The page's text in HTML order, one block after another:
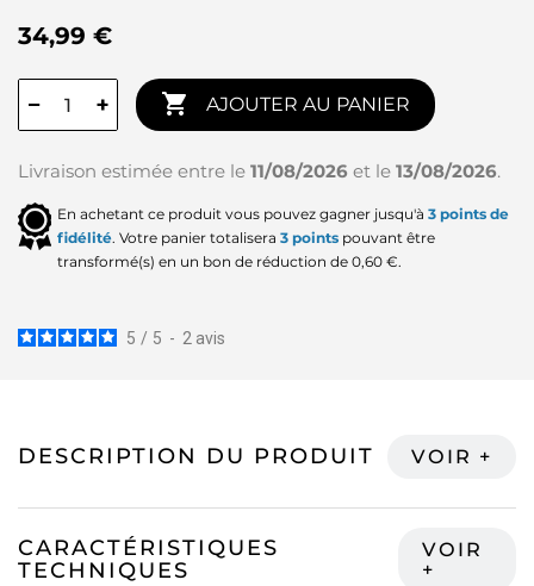
34,99 €
− +  AJOUTER AU PANIER
Livraison estimée entre le 11/08/2026 et le 13/08/2026.
En achetant ce produit vous pouvez gagner jusqu'à 3 points de
fidélité. Votre panier totalisera 3 points pouvant être
transformé(s) en un bon de réduction de 0,60 €.
5 / 5 - 2 avis
DESCRIPTION DU PRODUIT
CARACTÉRISTIQUES
TECHNIQUES